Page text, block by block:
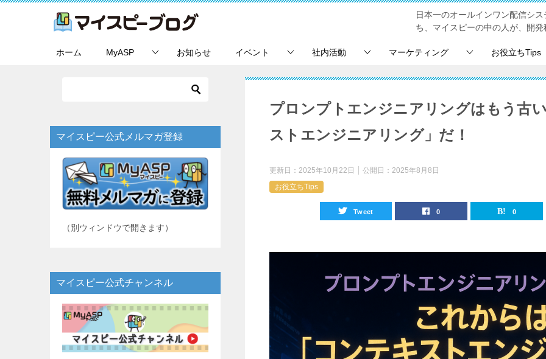
日本一のオールインワン配信シ
ち、マイスピーの中の人が、開
ホーム MyASP お知らせ イベント 社内活動 マーケティング お役立ちTips
プロンプトエンジニアリングはもう古
ストエンジニアリング」だ！
更新日： 2025年10月22日 公開日： 2025年8月8日
お役立ちTips
Tweet 0 0
マイスピー公式メルマガ登録
（別ウィンドウで開きます）
マイスピー公式チャンネル